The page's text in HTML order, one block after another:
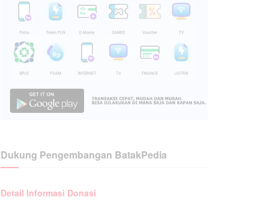
Dukung Pengembangan BatakPedia
Detail Informasi Donasi